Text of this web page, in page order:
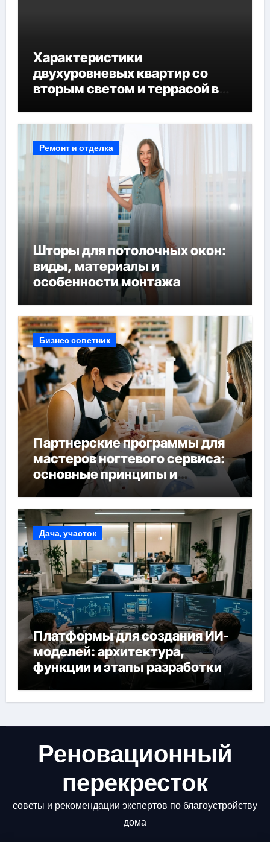
Характеристики
двухуровневых квартир со
вторым светом и террасой в
Ремонт и отделка
Шторы для потолочных окон:
виды, материалы и
особенности монтажа
Бизнес советник
Партнерские программы для
мастеров ногтевого сервиса:
основные принципы и
форматы участия
Дача, участок
Платформы для создания ИИ-
моделей: архитектура,
функции и этапы разработки
Реновационный
перекресток
советы и рекомендации экспертов по благоустройству
дома